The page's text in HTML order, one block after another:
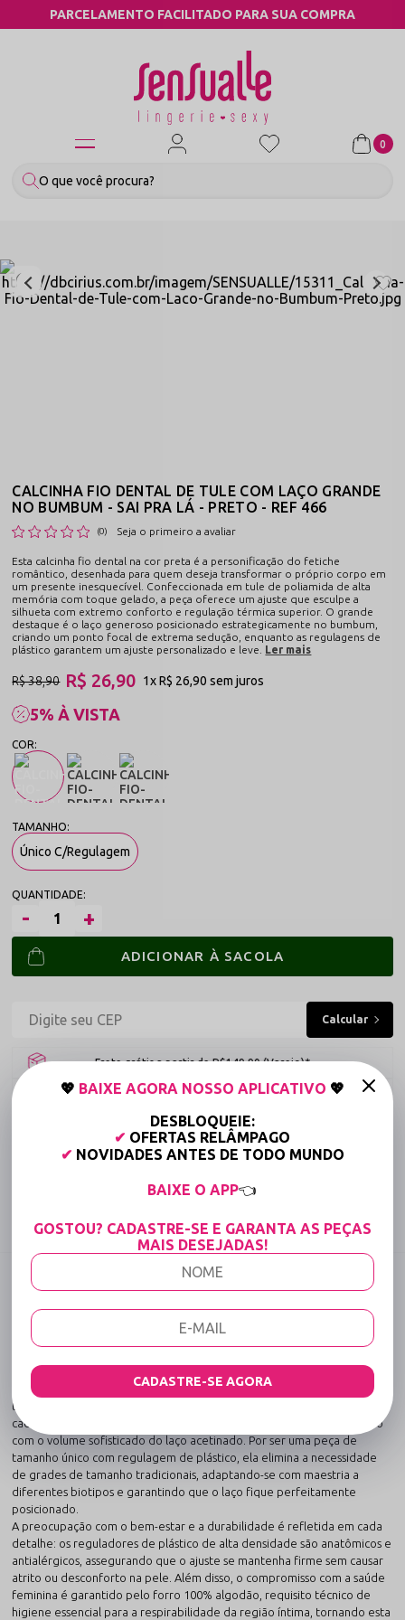
FACILITADO PARA SUA COMPRA
0
CALCINHA FIO DENTAL DE TULE COM LAÇO GRANDE
NO BUMBUM - SAI PRA LÁ - PRETO - REF 466
(0) Seja o primeiro a avaliar
Esta calcinha fio dental na cor preta é a personificação do fetiche
romântico, desenhada para quem deseja transformar o próprio corpo em
um presente inesquecível. Confeccionada em tule de poliamida de alta
memória com toque gelado, a peça oferece um ajuste que esculpe a
silhueta com extremo conforto e regulação térmica superior. O grande
destaque é o laço generoso posicionado estrategicamente no bumbum,
criando um ponto focal de extrema sedução, enquanto as regulagens de
plástico garantem um ajuste personalizado e leve.
Ler mais
5% À VISTA
R$ 38,90 R$ 26,90 1xR$ 26,90sem juros
Único C/Regulagem
ADICIONAR À SACOLA
Frete grátis a partir de R$149,90 (Varejo)*
Até 6x Sem Juros (Varejo)
15% OFF para Compras Acima de R$400,00 (Varejo)
Calcinha Fio Dental de Tule com Laço Grande
no Bumbum Preto
Este modelo exclusivo da Sensualle redefine o conceito de lingerie sexy
com autoridade técnica e estética. O tule de poliamida utilizado possui
tecnologia de alta memória, o que garante que a calcinha acompanhe
cada movimento e retorne à sua forma original sem deformar, mesmo
com o volume sofisticado do laço acetinado. Por ser uma peça de
tamanho único com regulagem de plástico, ela elimina a necessidade
de grades de tamanho tradicionais, adaptando-se com maestria a
diferentes biotipos e garantindo que o laço fique perfeitamente
posicionado.
A preocupação com o bem-estar e a durabilidade é refletida em cada
detalhe: os reguladores de plástico de alta densidade são anatômicos e
antialérgicos, assegurando que o ajuste se mantenha firme sem causar
atrito ou desconforto na pele. Além disso, o compromisso com a saúde
feminina é garantido pelo forro 100% algodão, requisito técnico de
higiene essencial para a respirabilidade da região íntima, tornando esta
💖 BAIXE AGORA NOSSO APLICATIVO 💖
DESBLOQUEIE:
✔ OFERTAS RELÂMPAGO
✔ NOVIDADES ANTES DE TODO MUNDO
BAIXE O APP👈
GOSTOU? CADASTRE-SE E GARANTA AS PEÇAS
MAIS DESEJADAS!
CADASTRE-SE AGORA